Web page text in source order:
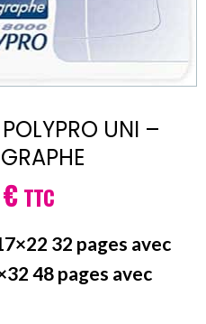
UNI –
€ TTCPlage
prix :
0,90 €
32 pages avec
48 pages avec